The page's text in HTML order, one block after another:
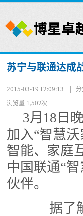
苏宁与联通达成
2015-03-19 12:09:13 | 分
浏览量 1,502次 |
3月18日
加入“智慧
智能、家庭
中国联通“
伙伴。
据了解